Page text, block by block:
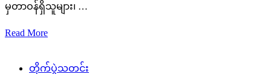
မှတာဝန်ရှိသူများ၊ …
Read More
တိုက်ပွဲသတင်း